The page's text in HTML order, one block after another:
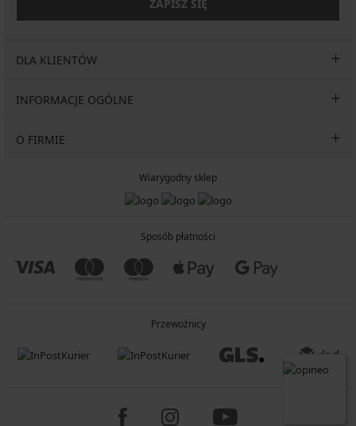
ZAPISZ SIĘ
DLA KLIENTÓW
INFORMACJE OGÓLNE
O FIRMIE
Wiarygodny sklep
Sposób płatności
Przewoźnicy